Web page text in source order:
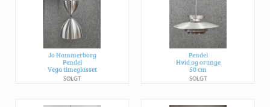
Jo Hammerborg
Pendel
Vega timeglasset
SOLGT
Pendel
Hvid og orange
50 cm
SOLGT